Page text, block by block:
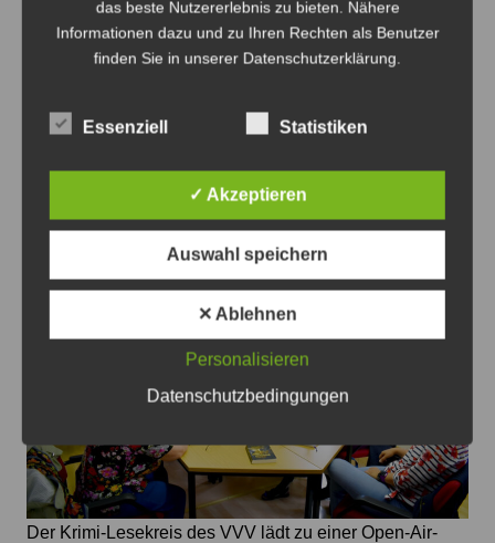
Zahlreiche Texte, Gedichte und Zeichnungen enthält der
neue Kalender "Neues fliegt in der Luft" der Wortfinder -
aus Sehnde waren wieder aktiv
14. September 2024
Der Krimi-Lesekreis des VVV lädt zu einer Open-Air-
das beste Nutzererlebnis zu bieten. Nähere
Informationen dazu und zu Ihren Rechten als Benutzer
finden Sie in unserer Datenschutzerklärung.
Essenziell Statistiken
✓ Akzeptieren
Auswahl speichern
✕ Ablehnen
Personalisieren
Datenschutzbedingungen